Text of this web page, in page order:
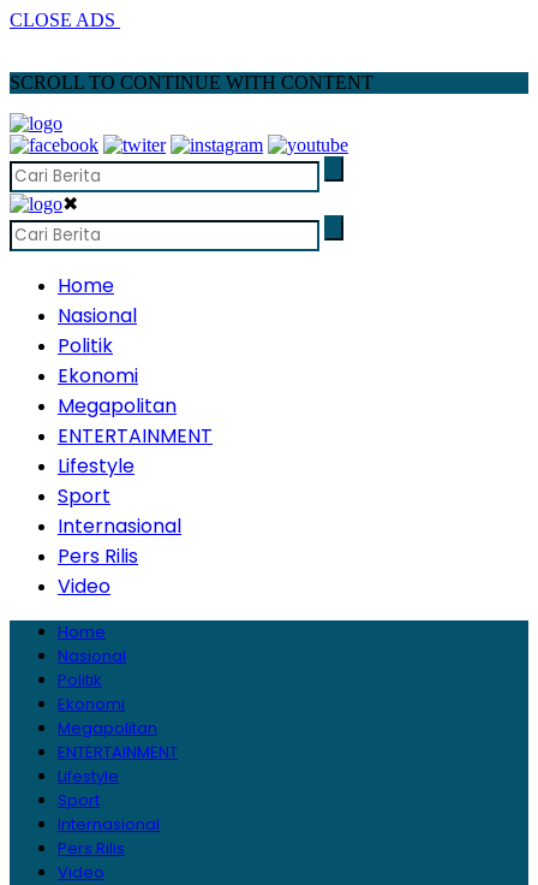
CLOSE ADS
SCROLL TO CONTINUE WITH CONTENT
✖
Home
Nasional
Politik
Ekonomi
Megapolitan
ENTERTAINMENT
Lifestyle
Sport
Internasional
Pers Rilis
Video
Home
Nasional
Politik
Ekonomi
Megapolitan
ENTERTAINMENT
Lifestyle
Sport
Internasional
Pers Rilis
Video